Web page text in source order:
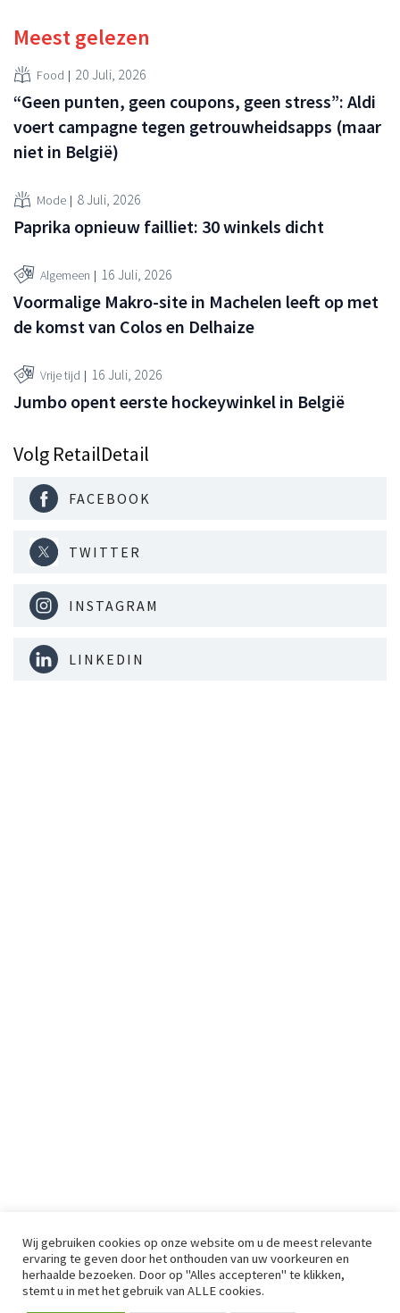
Meest gelezen
Food 20 Juli, 2026
“Geen punten, geen coupons, geen stress”: Aldi
voert campagne tegen getrouwheidsapps (maar
niet in België)
Mode 8 Juli, 2026
Paprika opnieuw failliet: 30 winkels dicht
Algemeen 16 Juli, 2026
Voormalige Makro-site in Machelen leeft op met
de komst van Colos en Delhaize
Vrije tijd 16 Juli, 2026
Jumbo opent eerste hockeywinkel in België
Volg RetailDetail
FACEBOOK
TWITTER
INSTAGRAM
LINKEDIN
Wij gebruiken cookies op onze website om u de meest relevante
ervaring te geven door het onthouden van uw voorkeuren en
herhaalde bezoeken. Door op "Alles accepteren" te klikken,
stemt u in met het gebruik van ALLE cookies.